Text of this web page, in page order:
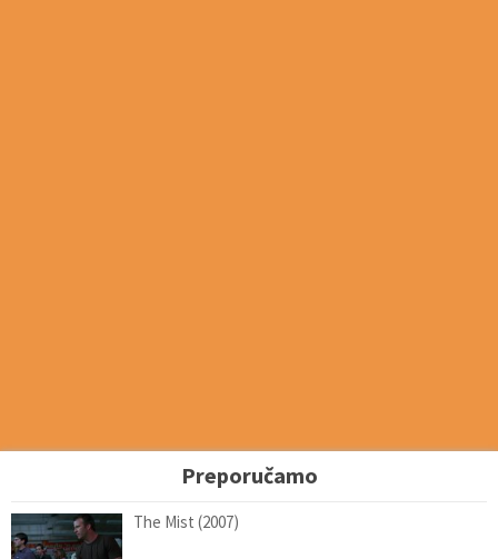
Preporučamo
The Mist (2007)